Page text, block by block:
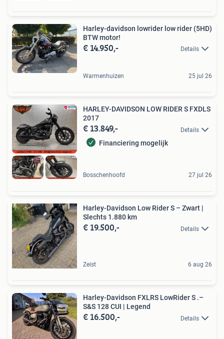
Harley-davidson lowrider low rider (5HD)
BTW motor!
€ 14.950,- Details
Warmenhuizen 25 jul 26
HARLEY-DAVIDSON LOW RIDER S FXDLS
2017
€ 13.849,- Details
Financiering mogelijk
Bosschenhoofd 27 jul 26
Harley-Davidson Low Rider S – Zwart |
Slechts 1.880 km
€ 19.500,- Details
Zeist 6 aug 26
Harley-Davidson FXLRS LowRider S .–
S&S 128 CUI | Legend
€ 16.500,- Details